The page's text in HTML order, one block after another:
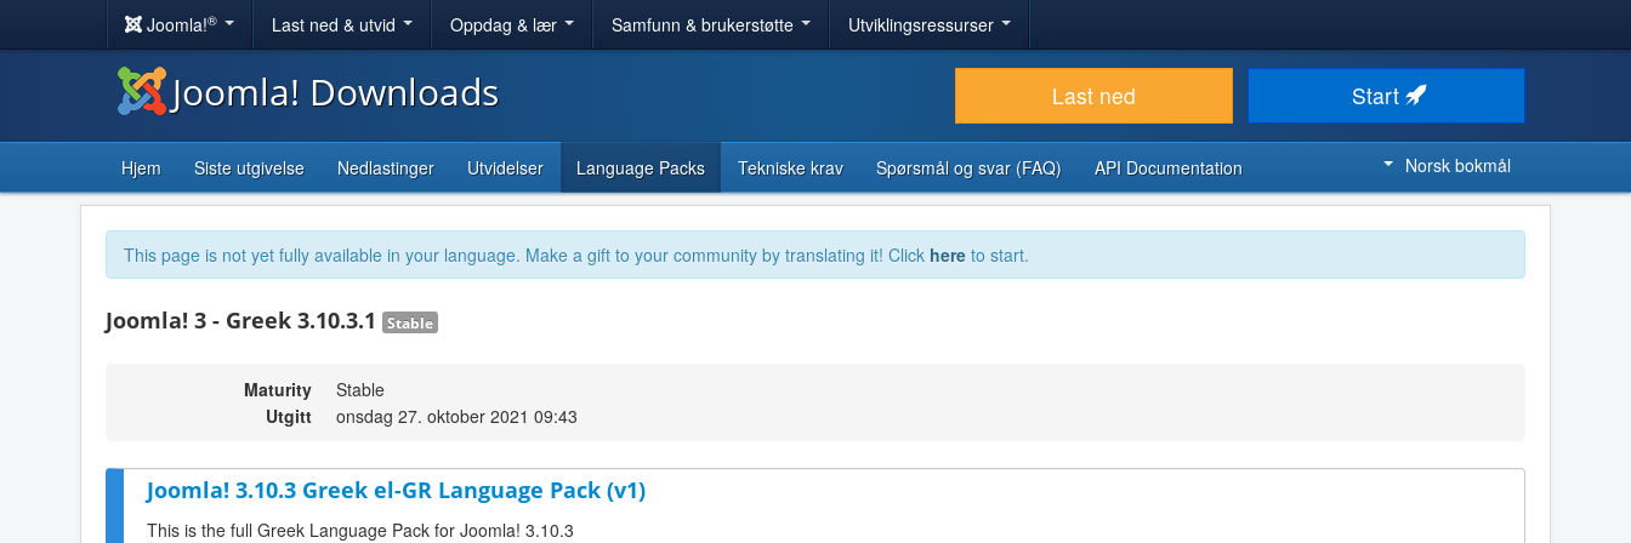
Joomla!® Last ned & utvid Oppdag & lær Samfunn & brukerstøtte Utviklingsressurser
Joomla! Downloads Last ned Start
Hjem Siste utgivelse Nedlastinger Utvidelser Language Packs Tekniske krav Spørsmål og svar (FAQ) API Documentation Norsk bokmål
This page is not yet fully available in your language. Make a gift to your community by translating it! Click here to start.
Joomla! 3 - Greek 3.10.3.1 Stable
Maturity
Stable
Utgitt
onsdag 27. oktober 2021 09:43
Joomla! 3.10.3 Greek el-GR Language Pack (v1)
This is the full Greek Language Pack for Joomla! 3.10.3